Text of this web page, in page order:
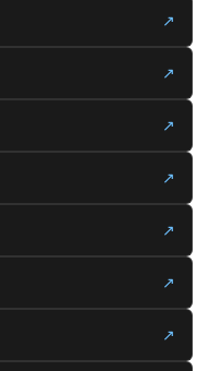
↗
↗
↗
↗
↗
↗
↗